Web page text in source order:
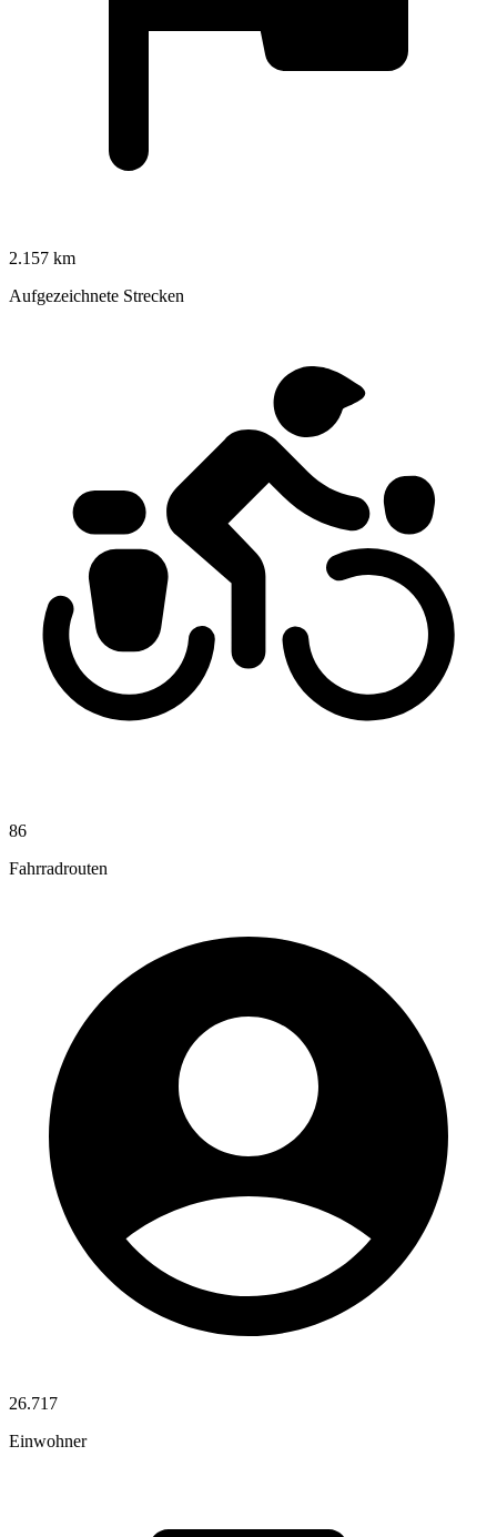
2.157 km
Aufgezeichnete Strecken
86
Fahrradrouten
26.717
Einwohner